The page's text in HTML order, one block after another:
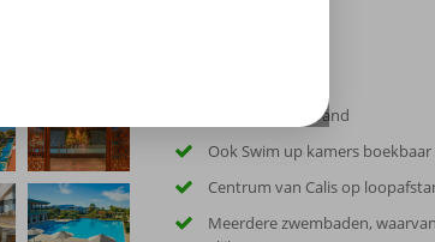
Aan het privéstrand
Ook Swim up kamers boekbaar
Centrum van Calis op
Meerdere zwembaden,